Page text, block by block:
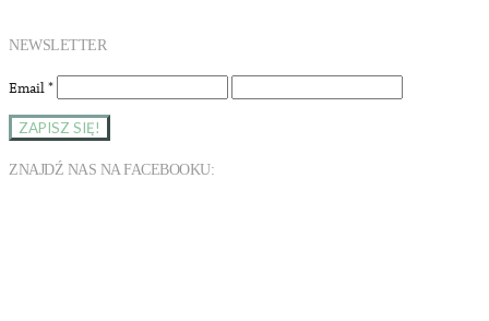
NEWSLETTER
Email*
ZNAJDŹ NAS NA FACEBOOKU: